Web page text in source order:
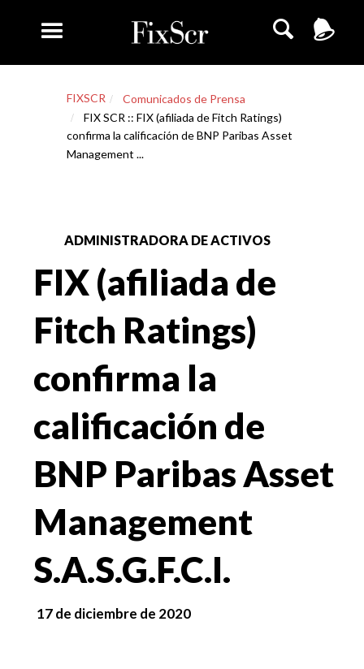
FIXSCR
Comunicados de Prensa
FIX SCR :: FIX (afiliada de Fitch Ratings)
confirma la calificación de BNP Paribas Asset
Management ...
ADMINISTRADORA DE ACTIVOS
FIX (afiliada de
Fitch Ratings)
confirma la
calificación de
BNP Paribas Asset
Management
S.A.S.G.F.C.I.
17 de diciembre de 2020